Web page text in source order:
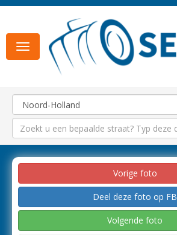
Toggle
navigation
Vorige foto
Deel deze foto op FB
Volgende foto